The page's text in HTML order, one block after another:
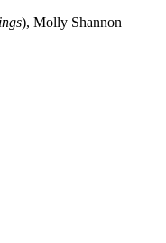
), Molly Shannon